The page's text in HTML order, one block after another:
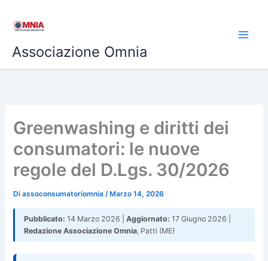
Associazione Omnia
Greenwashing e diritti dei
consumatori: le nuove
regole del D.Lgs. 30/2026
Diassoconsumatoriomnia/ Marzo 14, 2026
Pubblicato: 14 Marzo 2026 |Aggiornato: 17 Giugno 2026 |
Redazione Associazione Omnia, Patti (ME)